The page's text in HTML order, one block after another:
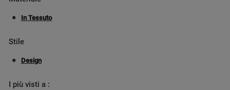
In Tessuto
Stile
Design
I più visti a :